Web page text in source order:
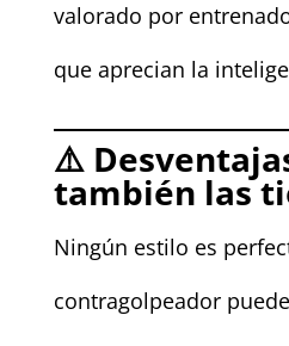
valorado por
que aprecian la
⚠️
también las
Ningún estilo es
contragolpeador